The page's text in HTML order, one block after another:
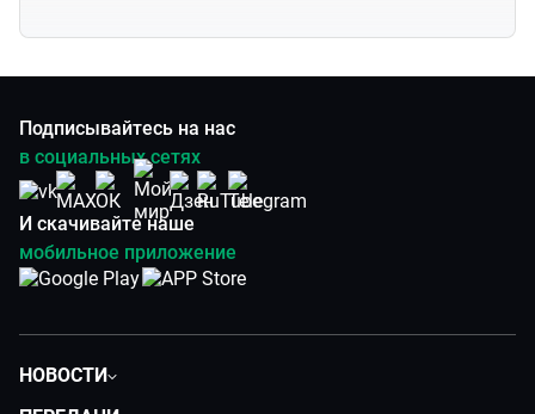
Подписывайтесь на нас
в социальных сетях
И скачивайте наше
мобильное приложение
НОВОСТИ